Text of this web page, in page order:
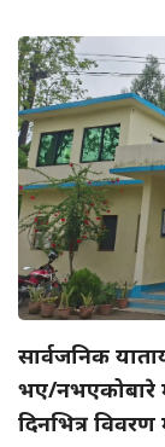
सार्वजनिक
भए/नभएकोबारे
दिनभित्र विवरण